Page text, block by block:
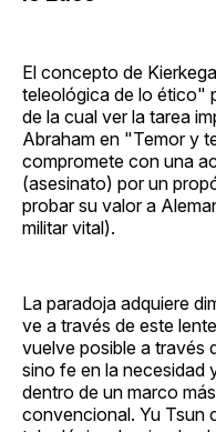
El concepto de
teleológica de lo ético"
de la cual ver la tarea
Abraham en "Temor y
compromete con una
(asesinato) por un
probar su valor a
militar vital).
La paradoja adquiere
ve a través de este
vuelve posible a través
sino fe en la necesidad
dentro de un marco
convencional. Yu Tsun